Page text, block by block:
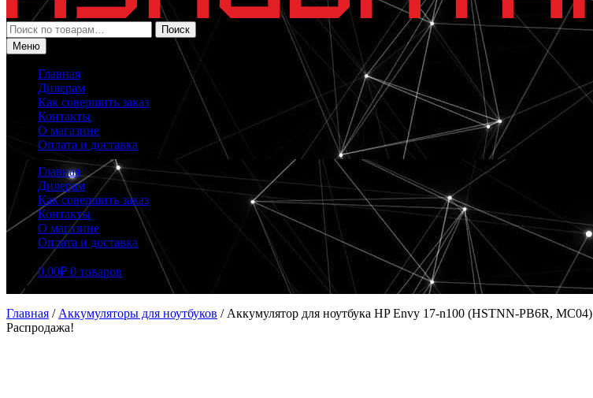
Искать:
Поиск
Меню
Главная
Дилерам
Как совершить заказ
Контакты
О магазине
Оплата и доставка
Главная
Дилерам
Как совершить заказ
Контакты
О магазине
Оплата и доставка
0.00₽ 0 товаров
Главная / Аккумуляторы для ноутбуков / Аккумулятор для ноутбука HP Envy 17-n100 (HSTNN-PB6R, MC04)
Распродажа!